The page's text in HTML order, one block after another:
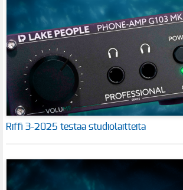
Riffi 3-2025 testaa studiolaitteita